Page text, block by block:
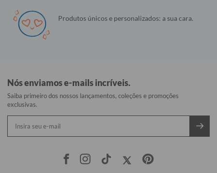
Produtos únicos e personalizados: a sua cara.
Nós enviamos e-mails incríveis.
Saiba primeiro dos nossos lançamentos, coleções e promoções
exclusivas.